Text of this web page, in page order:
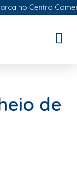
no Centro
de